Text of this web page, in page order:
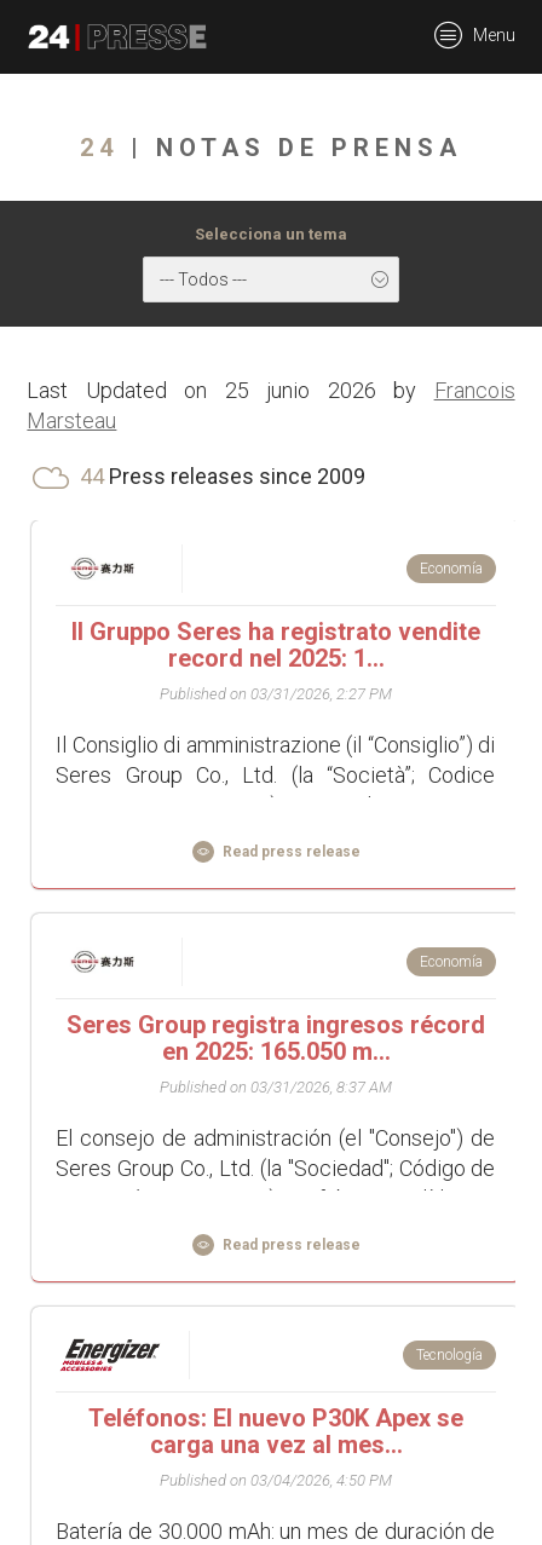
Menu
24 | NOTAS DE PRENSA
Selecciona un tema
--- Todos ---
Last Updated on 25 junio 2026 by
Francois
Marsteau
44Press releases since 2009
Economía
Il Gruppo Seres ha registrato vendite
record nel 2025: 1...
Published on 03/31/2026, 2:27 PM
Il Consiglio di amministrazione (il “Consiglio”) di
Seres Group Co., Ltd. (la “Società”; Codice
azionario: 601127.SS), uno dei principali
produttori cinesi di autove...
Read press release
Economía
Seres Group registra ingresos récord
en 2025: 165.050 m...
Published on 03/31/2026, 8:37 AM
El consejo de administración (el "Consejo") de
Seres Group Co., Ltd. (la "Sociedad"; Código de
cotización: 601127.SS), un fabricante líder de
Read press release
Tecnología
Teléfonos: El nuevo P30K Apex se
carga una vez al mes...
Published on 03/04/2026, 4:50 PM
Batería de 30.000 mAh: un mes de duración de